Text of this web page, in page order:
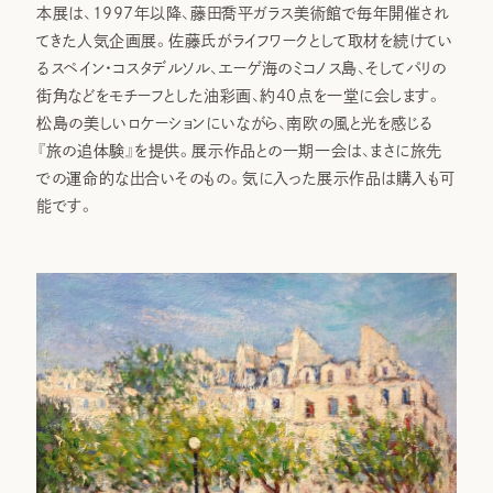
本展は、1997年以降、藤田喬平ガラス美術館で毎年開催され
てきた人気企画展。佐藤氏がライフワークとして取材を続けてい
るスペイン・コスタデルソル、エーゲ海のミコノス島、そしてパリの
街角などをモチーフとした油彩画、約40点を一堂に会します。
松島の美しいロケーションにいながら、南欧の風と光を感じる
『旅の追体験』を提供。展示作品との一期一会は、まさに旅先
での運命的な出合いそのもの。気に入った展示作品は購入も可
能です。